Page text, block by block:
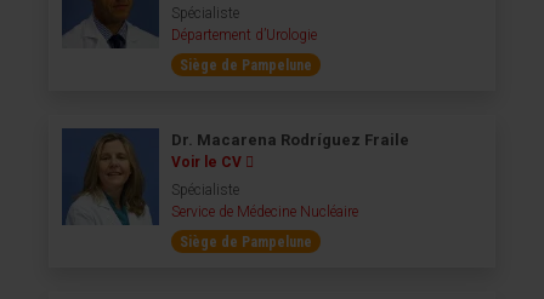
Spécialiste
Département d’Urologie
Siège de Pampelune
Dr. Macarena Rodríguez Fraile
Voir le CV
Spécialiste
Service de Médecine Nucléaire
Siège de Pampelune